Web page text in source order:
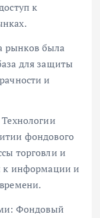
к
рынков была
для защиты
и
фондового
торговли и
к информации и
Фондовый